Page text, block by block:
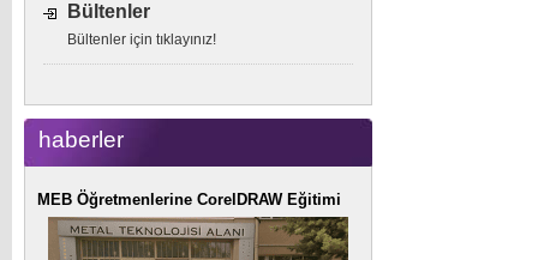
Bültenler
Bültenler için tıklayınız!
haberler
MEB Öğretmenlerine CorelDRAW Eğitimi